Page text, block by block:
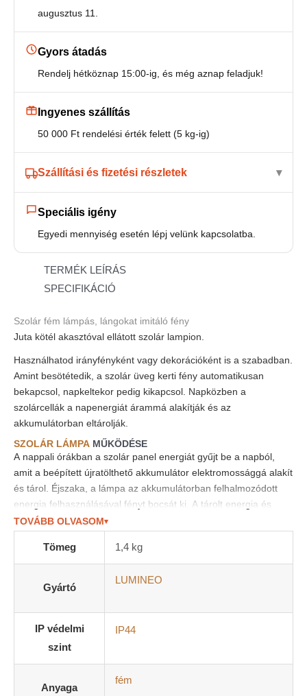
augusztus 11.
Gyors átadás
Rendelj hétköznap 15:00-ig, és még aznap feladjuk!
Ingyenes szállítás
50 000 Ft rendelési érték felett (5 kg-ig)
Szállítási és fizetési részletek
Speciális igény
Egyedi mennyiség esetén lépj velünk kapcsolatba.
TERMÉK LEÍRÁS
SPECIFIKÁCIÓ
Szolár fém lámpás, lángokat imitáló fény
Juta kötél akasztóval ellátott szolár lampion.
Használhatod irányfényként vagy dekorációként is a szabadban.
Amint besötétedik, a szolár üveg kerti fény automatikusan
bekapcsol, napkeltekor pedig kikapcsol. Napközben a
szolárcellák a napenergiát árammá alakítják és az
akkumulátorban eltárolják.
SZOLÁR LÁMPA MŰKÖDÉSE
A nappali órákban a szolár panel energiát gyűjt be a napból,
amit a beépített újratölthető akkumulátor elektromossággá alakít
és tárol. Éjszaka, a lámpa az akkumulátorban felhalmozódott
energia felhasználásával fényt bocsát ki. A tárolt energia és
annak felhasználhatósága függ az időjárási viszonyoktól, a nap
ahol közvetlen napsugárzás érheti a terméket, ahol a szolár
vagy árnyékos helyen (pl. fa alatt) történő elhelyezését, mert
ezek akadályozhatják a szolár lámpa megfelelő működését.
Elegáns megjelenés
TOVÁBB OLVASOM▾
Tömeg 1,4 kg
Gyártó
LUMINEO
IP védelmi
szint
IP44
Anyaga
fém